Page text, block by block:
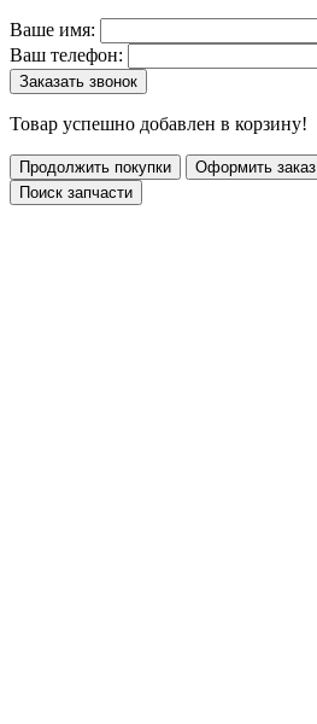
Ваше имя:
Ваш телефон:
Заказать звонок
Товар успешно добавлен в корзину!
Продолжить покупки
Оформить заказ
Поиск запчасти